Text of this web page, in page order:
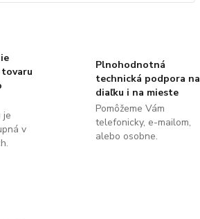
je
v
Plnohodnotná
technická podpora na
diaľku i na mieste
Pomôžeme Vám
telefonicky, e-mailom,
alebo osobne.